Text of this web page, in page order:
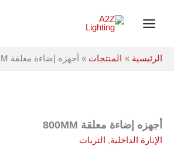
Menu
الرئيسية المنتجات أجهزه إضاءة معلقة 800MM
أجهزه إضاءة معلقة 800MM
الإنارة الداخلية, الثريات
كمية
أجهزه
إضاءة